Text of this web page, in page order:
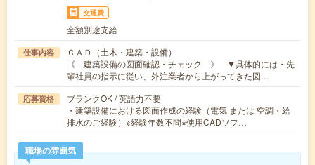
交通費
全額別途支給
仕事内容
ＣＡＤ（土木・建築・設備）
《 建築設備の図面確認・チェック 》 ▼具体的には・先
輩社員の指示に従い、外注業者から上がってきた図…
応募資格
ブランクOK / 英語力不要
・建築設備における図面作成の経験（電気 または 空調・給
排水のご経験）※経験年数不問※使用CADソフ…
職場の雰囲気